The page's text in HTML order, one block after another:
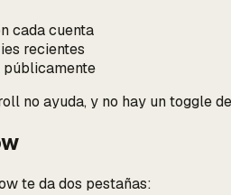
cada cuenta
recientes
públicamente
no ayuda, y no hay un toggle
te da dos pestañas: